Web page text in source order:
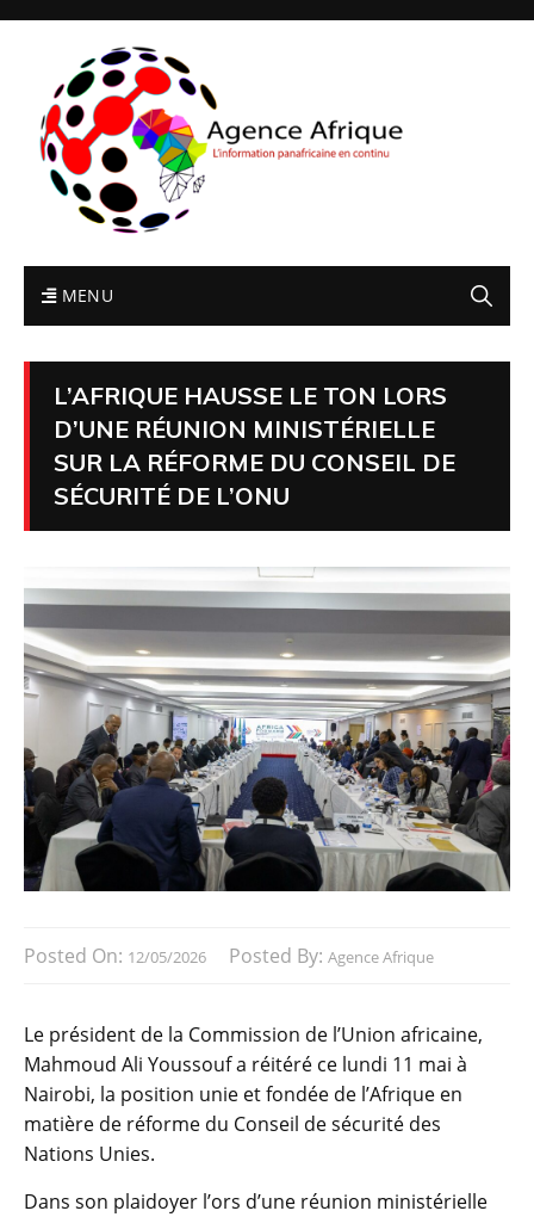
MENU
L’AFRIQUE HAUSSE LE TON LORS
D’UNE RÉUNION MINISTÉRIELLE
SUR LA RÉFORME DU CONSEIL DE
SÉCURITÉ DE L’ONU
Posted On: 12/05/2026 Posted By: Agence Afrique
Le président de la Commission de l’Union africaine,
Mahmoud Ali Youssouf a réitéré ce lundi 11 mai à
Nairobi, la position unie et fondée de l’Afrique en
matière de réforme du Conseil de sécurité des
Nations Unies.
Dans son plaidoyer l’ors d’une réunion ministérielle